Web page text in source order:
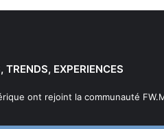
TRENDS, EXPERIENCES
ont rejoint la communauté